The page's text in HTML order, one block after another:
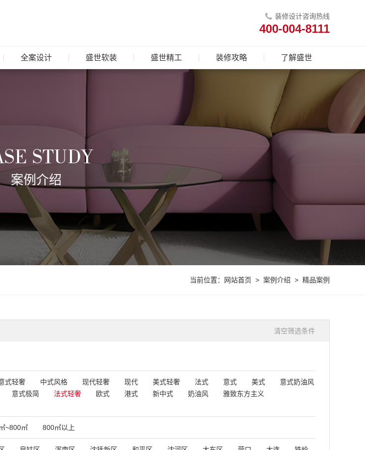
装修设计咨询热线
400-004-8111
全案设计 盛世软装 盛世精工 装修攻略 了解盛世
STUDY
案例介绍
当前位置： 网站首页 > 案例介绍 > 精品案例
清空筛选条件
式轻奢 中式风格 现代轻奢 现代 美式轻奢 法式 意式 美式
意式奶油风
意式极简 法式轻奢 欧式 港式 新中式 奶油风
雅致东方主义
~800㎡ 800㎡以上